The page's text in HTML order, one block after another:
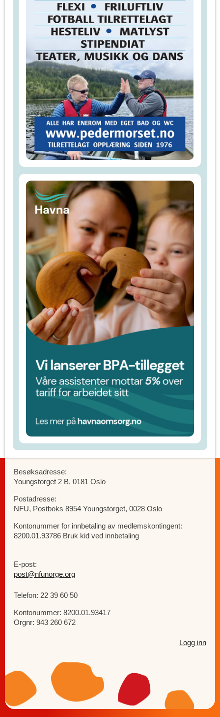
Besøksadresse:
Youngstorget 2 B, 0181 Oslo
Postadresse:
NFU, Postboks 8954 Youngstorget, 0028 Oslo
Kontonummer for innbetaling av medlemskontingent:
8200.01.93786 Bruk kid ved innbetaling
E-post:
post@nfunorge.org
Telefon: 22 39 60 50
Kontonummer: 8200.01.93417
Orgnr: 943 260 672
Logg inn